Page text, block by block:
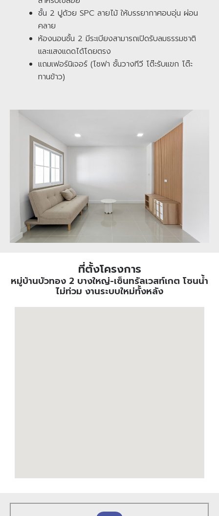
ชั้น 2 ปูด้วย SPC ลายไม้ ให้บรรยากาศอบอุ่น ผ่อน
คลาย
ห้องนอนชั้น 2 มีระเบียงสามารถเปิดรับลมธรรมชาติ
และแสงแดดได้โดยตรง
แถมเฟอร์นิเจอร์ (โซฟา ชั้นวางทีวี โต๊ะรับแขก โต๊ะ
ทานข้าว)
ที่ตั้งโครงการ
หมู่บ้านบัวทอง 2 บางใหญ่-เซ็นทรัลเวสท์เกต โซนน้ำ
ไม่ท่วม งานระบบใหม่ทั้งหลัง